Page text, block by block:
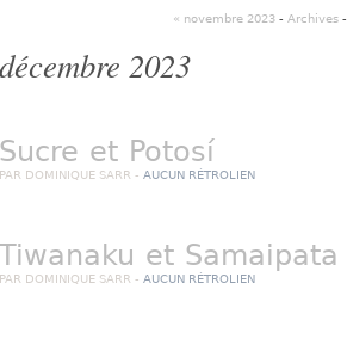
« novembre 2023- Archives-
décembre 2023
Sucre et Potosí
PAR DOMINIQUE SARR - AUCUN RÉTROLIEN
Tiwanaku et Samaipata
PAR DOMINIQUE SARR - AUCUN RÉTROLIEN